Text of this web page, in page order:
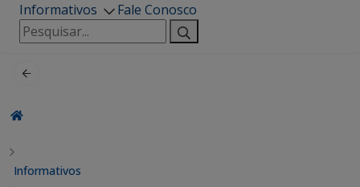
Informativos
Fale Conosco
Pesquisar
por:
Informativos